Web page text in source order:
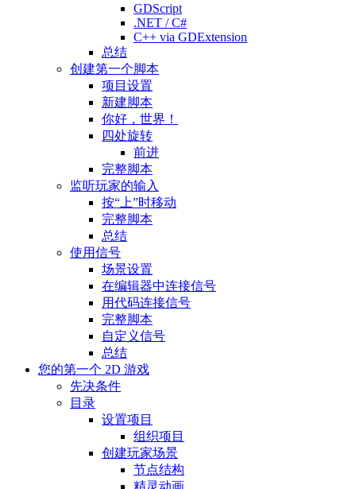
GDScript
.NET / C#
C++ via GDExtension
总结
创建第一个脚本
项目设置
新建脚本
你好，世界！
四处旋转
前进
完整脚本
监听玩家的输入
按“上”时移动
完整脚本
总结
使用信号
场景设置
在编辑器中连接信号
用代码连接信号
完整脚本
自定义信号
总结
您的第一个 2D 游戏
先决条件
目录
设置项目
组织项目
创建玩家场景
节点结构
精灵动画